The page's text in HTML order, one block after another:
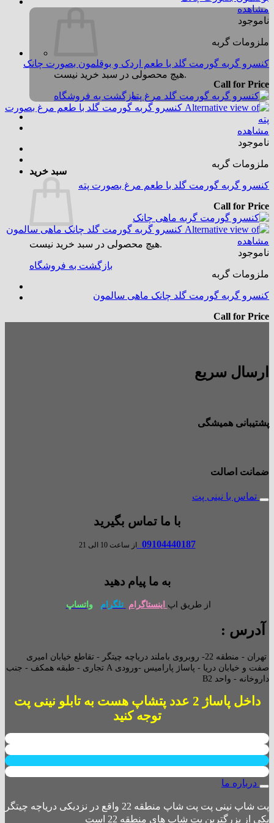
هیچ محصولی در سبد خرید نیست.
بازگشت به فروشگاه
سبد خرید
هیچ محصولی در سبد خرید نیست.
بازگشت به فروشگاه
مشاهده
ناموجود
ملزومات گربه
کنسرو گربه گورمت گلد با طعم اردک و بوقلمون بصورت چانک
Call for Price
مشاهده
ناموجود
ملزومات گربه
کنسرو گربه گورمت گلد با طعم مرغ بصورت پته
Call for Price
مشاهده
ناموجود
ملزومات گربه
کنسرو گربه گورمت گلد چانک ماهی سالمون
Call for Price
ارسال سریع
پشتیبانی همیشگی
ضمانت اصالت
تماس با نینی پت
با ما تماس بگیرید
09104440187 از ساعت 10 الی 21
به ما پیام دهید
از طریق اپ اینستاگرام تلگرام واتساپ
آدرس :
تهران - منطقه 22- روبروی باملند دریاچه چیتگر - تقاطع خیابان امیری
صفت و خیابان دریا - پاساژ پارامیس -ورودی A تجاری -
طبقه همکف - جنب
داروخانه - واحد B2
داخل پاساژ 2 عدد پتشاپ هست به تابلو نینی پت
توجه کنید
درباره ما
پت شاپ نینی پت پت شاپ منطقه 22 واقع در نزدیکی دریاچه چیتگر
یکی از بزرگترین پت شاپ های منطقه 22 است